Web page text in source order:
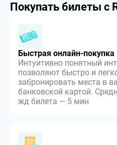
Покупать билеты с
Быстрая онлайн-покупка
Интуитивно понятный
позволяют быстро и
забронировать места в
банковской картой.
жд билета — 5 мин